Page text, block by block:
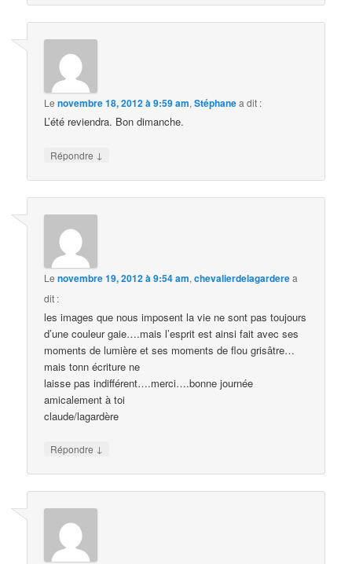
Lenovembre 18, 2012 à 9:59 am,Stéphanea dit :
L’été reviendra. Bon dimanche.
Répondre ↓
Lenovembre 19, 2012 à 9:54 am,chevalierdelagarderea
dit :
les images que nous imposent la vie ne sont pas toujours
d’une couleur gaie….mais l’esprit est ainsi fait avec ses
moments de lumière et ses moments de flou grisâtre…
mais tonn écriture ne
laisse pas indifférent….merci….bonne journée
amicalement à toi
claude/lagardère
Répondre ↓